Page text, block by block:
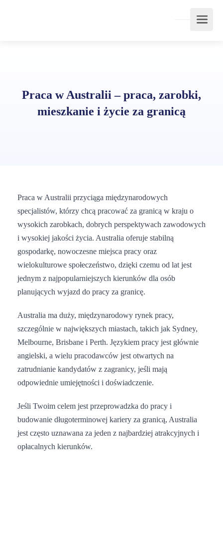
Praca w Australii – praca, zarobki,
mieszkanie i życie za granicą
Praca w Australii przyciąga międzynarodowych
specjalistów, którzy chcą pracować za granicą w kraju o
wysokich zarobkach, dobrych perspektywach zawodowych
i wysokiej jakości życia. Australia oferuje stabilną
gospodarkę, nowoczesne miejsca pracy oraz
wielokulturowe społeczeństwo, dzięki czemu od lat jest
jednym z najpopularniejszych kierunków dla osób
planujących wyjazd do pracy za granicę.
Australia ma duży, międzynarodowy rynek pracy,
szczególnie w największych miastach, takich jak Sydney,
Melbourne, Brisbane i Perth. Językiem pracy jest głównie
angielski, a wielu pracodawców jest otwartych na
zatrudnianie kandydatów z zagranicy, jeśli mają
odpowiednie umiejętności i doświadczenie.
Jeśli Twoim celem jest przeprowadzka do pracy i
budowanie długoterminowej kariery za granicą, Australia
jest często uznawana za jeden z najbardziej atrakcyjnych i
opłacalnych kierunków.